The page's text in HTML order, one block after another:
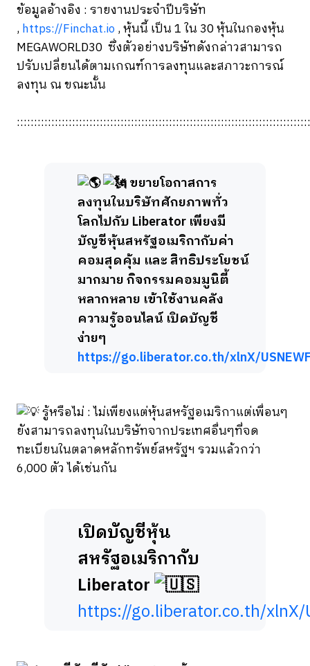
ข้อมูลอ้างอิง : รายงานประจำปีบริษัท
,https://Finchat.io, หุ้นนี้ เป็น 1 ใน 30 หุ้นในกองหุ้น
MEGAWORLD30 ซึ่งตัวอย่างบริษัทดังกล่าวสามารถ
ปรับเปลี่ยนได้ตามเกณฑ์การลงทุนและสภาวะการณ์
ลงทุน ณ ขณะนั้น
ขยายโอกาสการ
ลงทุนในบริษัทศักยภาพทั่ว
โลกไปกับ Liberator เพียงมี
บัญชีหุ้นสหรัฐอเมริกากับค่า
คอมสุดคุ้ม และ สิทธิประโยชน์
มากมาย กิจกรรมคอมมูนิตี้
หลากหลาย เข้าใช้งานคลัง
ความรู้ออนไลน์ เปิดบัญชี
ง่ายๆ
https://go.liberator.co.th/xlnX/
รู้หรือไม่ : ไม่เพียงแต่หุ้นสหรัฐอเมริกาแต่เพื่อนๆ
ยังสามารถลงทุนในบริษัทจากประเทศอื่นๆที่จด
ทะเบียนในตลาดหลักทรัพย์สหรัฐฯ รวมแล้วกว่า
6,000 ตัว ได้เช่นกัน
เปิดบัญชีหุ้น
สหรัฐอเมริกากับ
Liberator
https://go.liberator.co.th/xlnX/